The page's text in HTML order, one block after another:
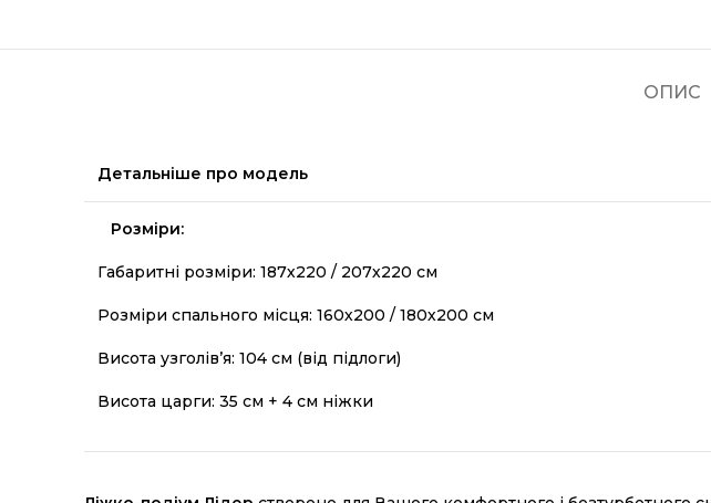
ОПИС
Детальніше про модель
Розміри:
Габаритні розміри: 187х220 / 207х220 см
Розміри спального місця: 160х200 / 180х200 см
Висота узголів’я: 104 см (від підлоги)
Висота царги: 35 см + 4 см ніжки